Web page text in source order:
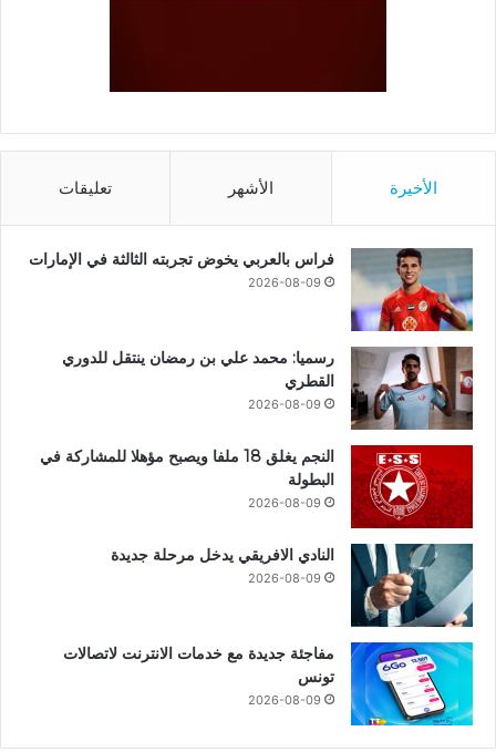
الأخيرة الأشهر تعليقات
فراس بالعربي يخوض تجربته الثالثة في الإمارات
2026-08-09
رسميا: محمد علي بن رمضان ينتقل للدوري
القطري
2026-08-09
النجم يغلق 18 ملفا ويصبح مؤهلا للمشاركة في
البطولة
2026-08-09
النادي الافريقي يدخل مرحلة جديدة
2026-08-09
مفاجئة جديدة مع خدمات الانترنت لاتصالات
تونس
2026-08-09